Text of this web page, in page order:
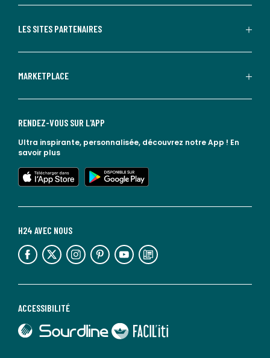
LES SITES PARTENAIRES
MARKETPLACE
ACCESSIBILITÉ
lien vers Sourdline
lien vers Faciliti
H24 AVEC NOUS
lien vers l'espace réseaux sociaux lien vers l'espace réseaux sociaux lien vers l'espace réseaux sociaux lien vers l'espace réseaux sociaux lien vers l'espace réseaux sociaux lien vers le blog la redoute
RENDEZ-VOUS SUR L'APP
Ultra inspirante, personnalisée, découvrez notre App ! En
savoir plus
lien vers l'app store
lien vers google play